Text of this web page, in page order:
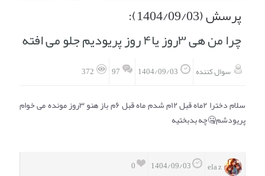
انتخاب نام کودک فهرست مواد غذایی
اپلیکیشن بارداری و کودک اوما تماس با ما
پرسش (1404/09/03):
چرا من هی ۳روز یا۴ روز پریودیم جلو می افته
97 سوال کننده
سلام دخترا ۲ماه قبل ۱۲م شدم ماه قبل ۶م باز هنو ۳روز مونده می خوام
پریودشم🤐چه بدبختیه
0
ela z